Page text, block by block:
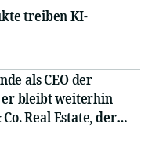
treiben KI-
als CEO der
bleibt weiterhin
Real Estate, der